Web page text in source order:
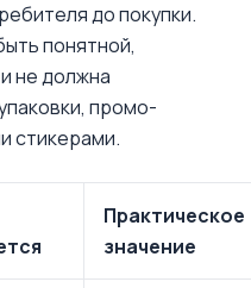
до покупки.
понятной,
не должна
промо-
стикерами.
Практическое
значение